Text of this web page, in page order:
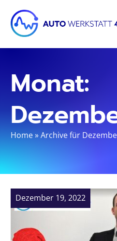
Monat:
Home»Archive für
Dezember 19, 2022